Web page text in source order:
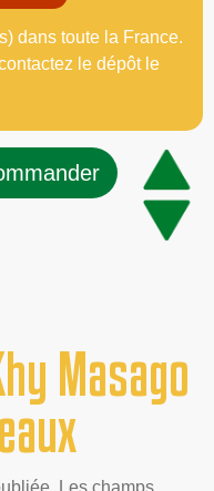
dans toute la France.
le dépôt le
Masago